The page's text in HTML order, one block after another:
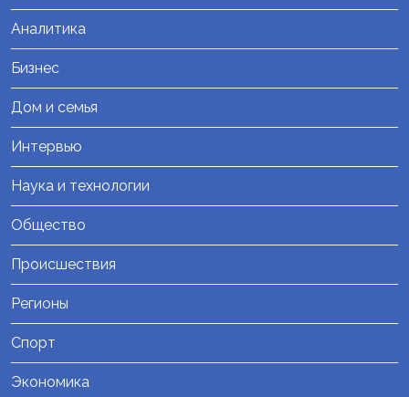
Аналитика
Бизнес
Дом и семья
Интервью
Наука и технологии
Общество
Происшествия
Регионы
Спорт
Экономика